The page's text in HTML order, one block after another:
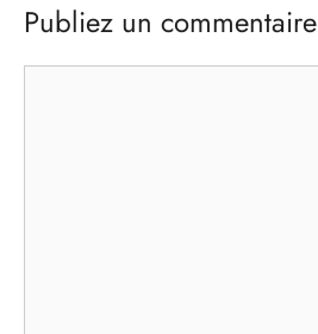
Publiez un commentaire